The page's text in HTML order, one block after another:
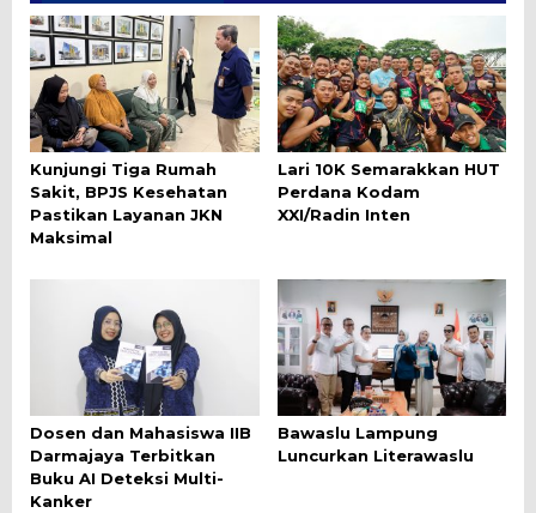
Kunjungi Tiga Rumah
Sakit, BPJS Kesehatan
Pastikan Layanan JKN
Maksimal
Lari 10K Semarakkan HUT
Perdana Kodam
XXI/Radin Inten
Dosen dan Mahasiswa IIB
Darmajaya Terbitkan
Buku AI Deteksi Multi-
Kanker
Bawaslu Lampung
Luncurkan Literawaslu